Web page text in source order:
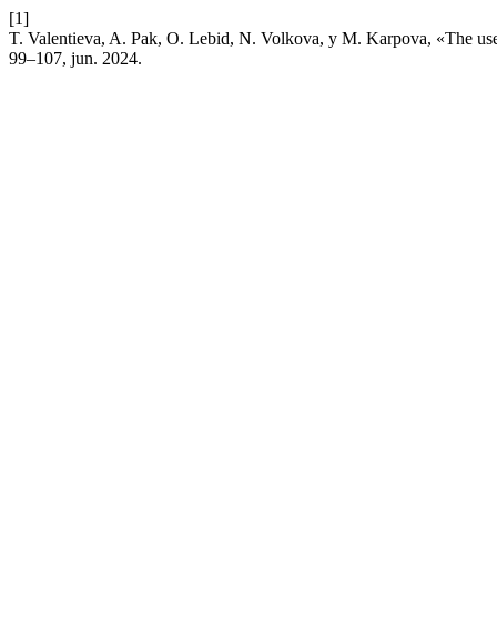
[1]
T. Valentieva, A. Pak, O. Lebid, N. Volkova, y M. Karpova, «The
99–107, jun. 2024.